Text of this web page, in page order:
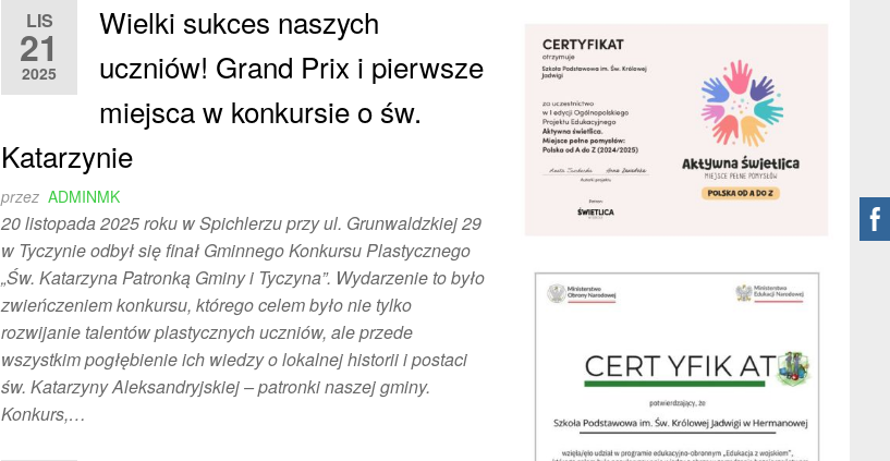
LIS
21
2025
Wielki sukces naszych
uczniów! Grand Prix i pierwsze
miejsca w konkursie o św.
Katarzynie
przez ADMINMK
20 listopada 2025 roku w Spichlerzu przy ul. Grunwaldzkiej 29
w Tyczynie odbył się finał Gminnego Konkursu Plastycznego
„Św. Katarzyna Patronką Gminy i Tyczyna”. Wydarzenie to było
zwieńczeniem konkursu, którego celem było nie tylko
rozwijanie talentów plastycznych uczniów, ale przede
wszystkim pogłębienie ich wiedzy o lokalnej historii i postaci
św. Katarzyny Aleksandryjskiej – patronki naszej gminy.
Konkurs,…